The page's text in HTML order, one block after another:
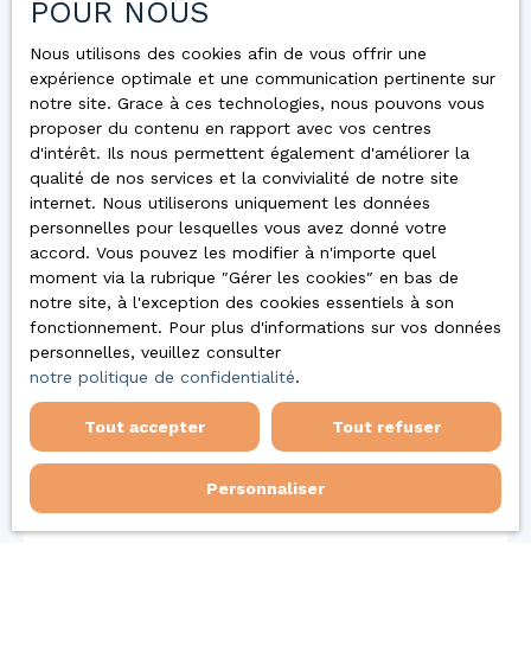
Nous contacter
Vous
apprécierez
également
POUR NOUS
Nous utilisons des cookies afin de vous offrir une
expérience optimale et une communication pertinente sur
notre site. Grace à ces technologies, nous pouvons vous
proposer du contenu en rapport avec vos centres
d'intérêt. Ils nous permettent également d'améliorer la
qualité de nos services et la convivialité de notre site
internet. Nous utiliserons uniquement les données
personnelles pour lesquelles vous avez donné votre
accord. Vous pouvez les modifier à n'importe quel
moment via la rubrique ″Gérer les cookies″ en bas de
notre site, à l'exception des cookies essentiels à son
fonctionnement. Pour plus d'informations sur vos données
personnelles, veuillez consulter
notre politique de confidentialité.
Tout accepter Tout refuser
Personnaliser